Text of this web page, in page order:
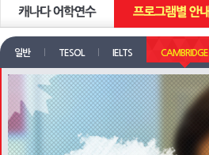
일반 TESOL IELTS CAMBRIDGE